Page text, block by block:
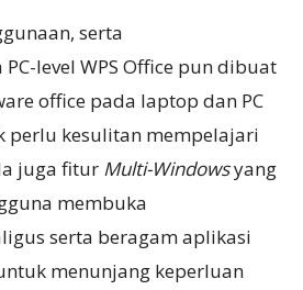
serta
PC-level WPS Office pun dibuat
office pada laptop dan PC
perlu kesulitan mempelajari
juga fitur Multi-Windowsyang
membuka
serta beragam aplikasi
menunjang keperluan